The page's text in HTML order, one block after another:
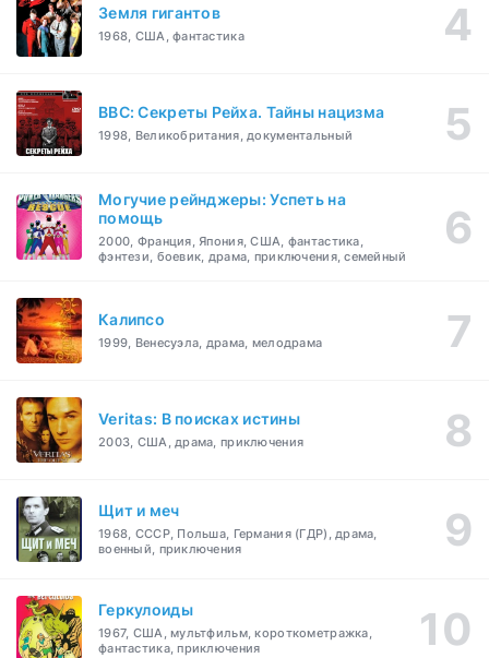
Земля гигантов
1968, США, фантастика
BBC: Секреты Рейха. Тайны нацизма
1998, Великобритания, документальный
Могучие рейнджеры: Успеть на
помощь
2000, Франция, Япония, США, фантастика,
фэнтези, боевик, драма, приключения, семейный
Калипсо
1999, Венесуэла, драма, мелодрама
Veritas: В поисках истины
2003, США, драма, приключения
Щит и меч
1968, СССР, Польша, Германия (ГДР), драма,
военный, приключения
Геркулоиды
1967, США, мультфильм, короткометражка,
фантастика, приключения